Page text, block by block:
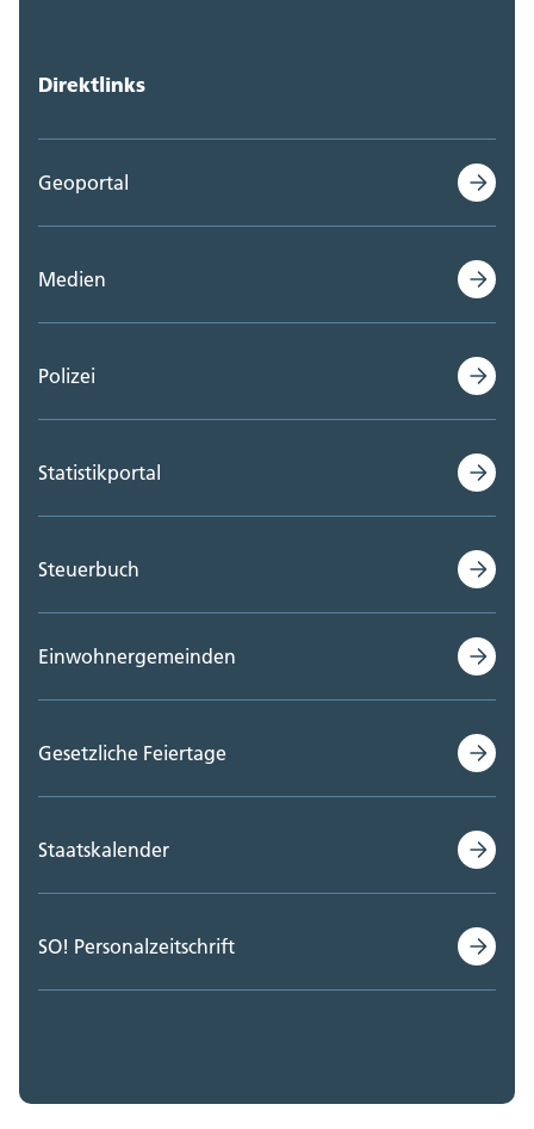
Direktlinks
Geoportal
Medien
Polizei
Statistikportal
Steuerbuch
Einwohnergemeinden
Gesetzliche Feiertage
Staatskalender
SO! Personalzeitschrift